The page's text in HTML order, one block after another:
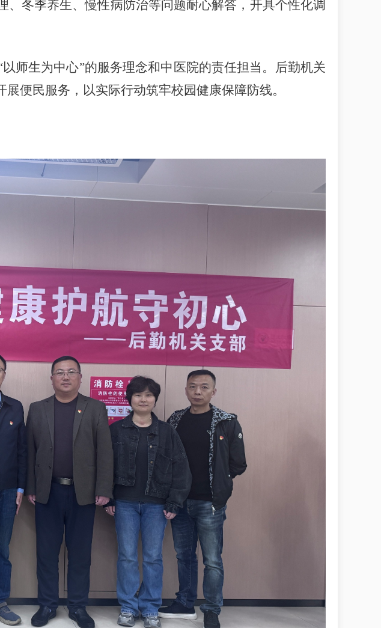
冬季养生、慢性病防治等问题耐心解答，开具个性化调
以师生为中心”的服务理念和中医院的责任担当。后勤机关
便民服务，以实际行动筑牢校园健康保障防线。